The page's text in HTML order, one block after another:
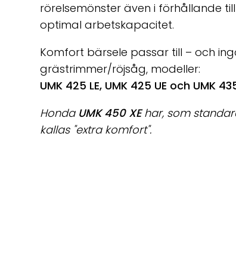
rörelsemönster även i förhållande
optimal arbetskapacitet.
Komfort bärsele passar till – och
grästrimmer/röjsåg, modeller:
UMK 425 LE, UMK 425 UE och UMK
Honda UMK 450 XEhar, som
kallas "extra komfort".